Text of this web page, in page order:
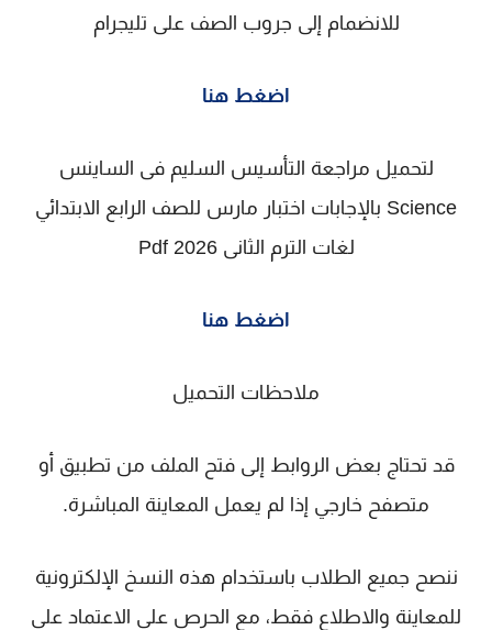
للانضمام إلى جروب الصف على تليجرام
اضغط هنا
لتحميل مراجعة التأسيس السليم فى الساينس
Science بالإجابات اختبار مارس للصف الرابع الابتدائي
لغات الترم الثانى 2026 Pdf
اضغط هنا
ملاحظات التحميل
قد تحتاج بعض الروابط إلى فتح الملف من تطبيق أو
متصفح خارجي إذا لم يعمل المعاينة المباشرة.
ننصح جميع الطلاب باستخدام هذه النسخ الإلكترونية
للمعاينة والاطلاع فقط، مع الحرص على الاعتماد على